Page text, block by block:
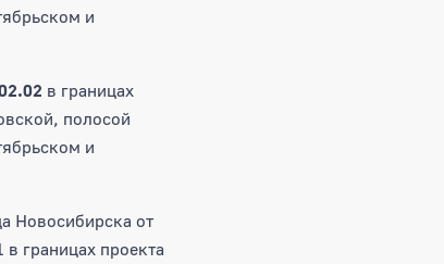
и
в границах
полосой
и
Новосибирска от
границах проекта